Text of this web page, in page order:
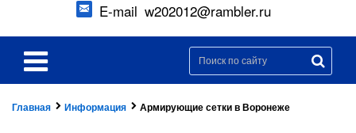
E-mail w202012@rambler.ru
Главная Информация Армирующие сетки в Воронеже